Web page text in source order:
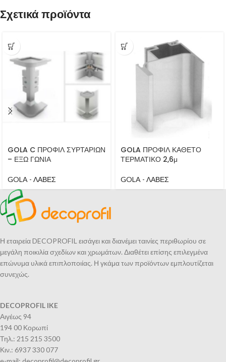
Σχετικά προϊόντα
GOLA C ΠΡΟΦΙΛ ΣΥΡΤΑΡΙΩΝ
– ΕΞΩ ΓΩΝΙΑ
GOLA - ΛΑΒΕΣ
GOLA ΠΡΟΦΙΛ ΚΑΘΕΤΟ
ΤΕΡΜΑΤΙΚΟ 2,6μ
GOLA - ΛΑΒΕΣ
Η εταιρεία DECOPROFIL εισάγει και διανέμει ταινίες περιθωρίου σε
μεγάλη ποικιλία σχεδίων και χρωμάτων. Διαθέτει επίσης επιλεγμένα
επώνυμα υλικά επιπλοποιίας. Η γκάμα των προϊόντων εμπλουτίζεται
συνεχώς.
DECOPROFIL IKE
Αιγέως 94
194 00 Κορωπί
Τηλ.: 215 215 3500
Κιν.: 6937 330 077